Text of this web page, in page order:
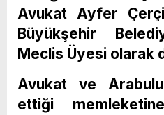
Avukat Ayfer
Büyükşehir
Meclis Üyesi olarak
Avukat ve
ettiği